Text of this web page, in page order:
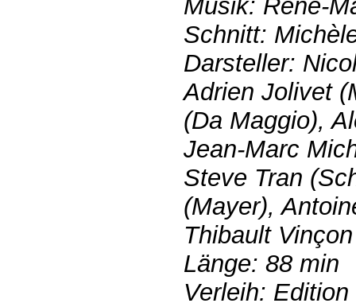
Musik: René-
Schnitt:
Darsteller:
Adrien Jolivet
(Da Maggio),
Jean-Marc
Steve Tran
(Mayer),
Thibault
Länge: 88 min
Verleih: